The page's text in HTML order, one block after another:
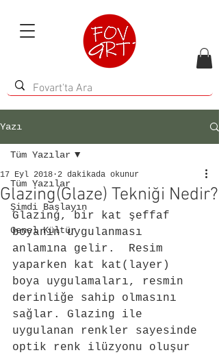
Yazı
Tüm Yazılar
Şimdi Başlayın
Genel Kültür
Tüm Yazılar
Glazing(Glaze) Tekniği Nedir?
17 Eyl 2018 2 dakikada okunur
Glazing, bir kat şeffaf
boyanın uygulanması
anlamına gelir.  Resim
yaparken kat kat(layer)
boya uygulamaları, resmin
derinliğe sahip olmasını
sağlar. Glazing ile
uygulanan renkler sayesinde
optik renk ilüzyonu oluşur